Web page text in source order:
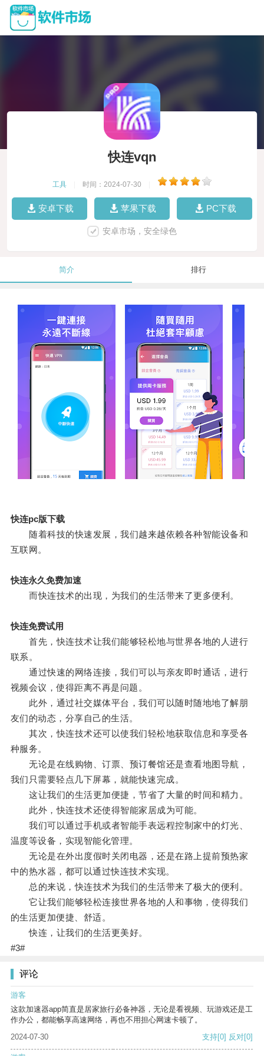
快连vqn
工具 时间：2024-07-30
安卓下载 苹果下载 PC下载
安卓市场，安全绿色
简介 排行
快连pc版下载
随着科技的快速发展，我们越来越依赖各种智能设备和
互联网。
快连永久免费加速
而快连技术的出现，为我们的生活带来了更多便利。
快连免费试用
首先，快连技术让我们能够轻松地与世界各地的人进行
联系。
通过快速的网络连接，我们可以与亲友即时通话，进行
视频会议，使得距离不再是问题。
此外，通过社交媒体平台，我们可以随时随地地了解朋
友们的动态，分享自己的生活。
其次，快连技术还可以使我们轻松地获取信息和享受各
种服务。
无论是在线购物、订票、预订餐馆还是查看地图导航，
我们只需要轻点几下屏幕，就能快速完成。
这让我们的生活更加便捷，节省了大量的时间和精力。
此外，快连技术还使得智能家居成为可能。
我们可以通过手机或者智能手表远程控制家中的灯光、
温度等设备，实现智能化管理。
无论是在外出度假时关闭电器，还是在路上提前预热家
中的热水器，都可以通过快连技术实现。
总的来说，快连技术为我们的生活带来了极大的便利。
它让我们能够轻松连接世界各地的人和事物，使得我们
的生活更加便捷、舒适。
快连，让我们的生活更美好。
#3#
评论
游客
这款加速器app简直是居家旅行必备神器，无论是看视频、玩游戏还是工
作办公，都能畅享高速网络，再也不用担心网速卡顿了。
2024-07-30
支持[0] 反对[0]